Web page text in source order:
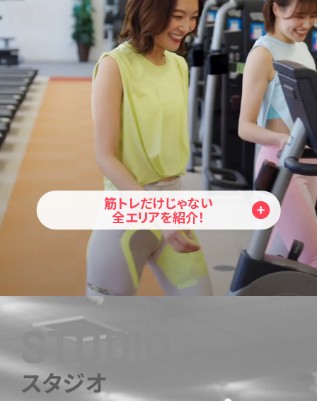
筋トレだけじゃない
全エリアを紹介！
STUDIO
スタジオ